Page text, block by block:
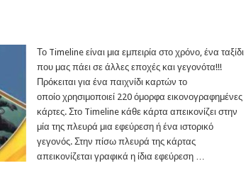
Το Timeline είναι μια εμπειρία στο χρόνο, ένα ταξίδι
που μας πάει σε άλλες εποχές και γεγονότα!!!
Πρόκειται για ένα παιχνίδι καρτών το
οποίο χρησιμοποιεί 220 όμορφα εικονογραφημένες
κάρτες. Στο Timeline κάθε κάρτα απεικονίζει στην
μία της πλευρά μια εφεύρεση ή ένα ιστορικό
γεγονός. Στην πίσω πλευρά της κάρτας
απεικονίζεται γραφικά η ίδια εφεύρεση …